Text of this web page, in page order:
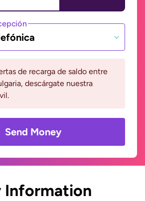
de recarga de saldo entre
descárgate nuestra
Send Money
Information